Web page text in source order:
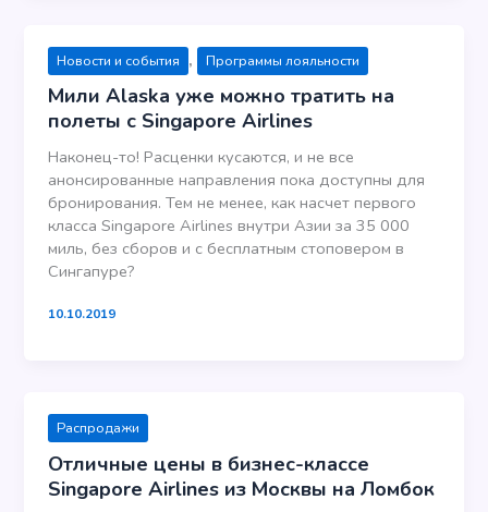
Новости и события , Программы лояльности
Мили Alaska уже можно тратить на
полеты с Singapore Airlines
Наконец-то! Расценки кусаются, и не все
анонсированные направления пока доступны для
бронирования. Тем не менее, как насчет первого
класса Singapore Airlines внутри Азии за 35 000
миль, без сборов и с бесплатным стоповером в
Сингапуре?
10.10.2019
Распродажи
Отличные цены в бизнес-классе
Singapore Airlines из Москвы на Ломбок